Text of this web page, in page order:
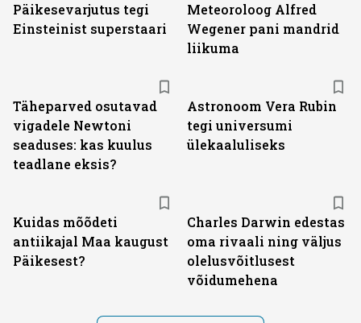
Päikesevarjutus tegi
Einsteinist superstaari
Meteoroloog Alfred
Wegener pani mandrid
liikuma
Täheparved osutavad
vigadele Newtoni
seaduses: kas kuulus
teadlane eksis?
Astronoom Vera Rubin
tegi universumi
ülekaaluliseks
Kuidas mõõdeti
antiikajal Maa kaugust
Päikesest?
Charles Darwin edestas
oma rivaali ning väljus
olelusvõitlusest
võidumehena